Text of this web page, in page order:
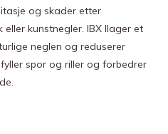
og skader etter
kunstnegler. IBX llager et
neglen og reduserer
spor og riller og forbedrer